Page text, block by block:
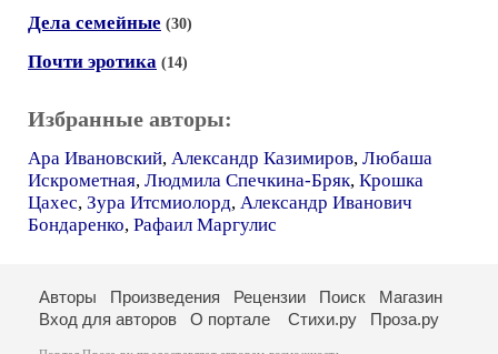
Дела семейные (30)
Почти эротика (14)
Избранные авторы:
Ара Ивановский, Александр Казимиров, Любаша
Искрометная, Людмила Спечкина-Бряк, Крошка
Цахес, Зура Итсмиолорд, Александр Иванович
Бондаренко, Рафаил Маргулис
Авторы Произведения Рецензии Поиск
Магазин
Вход для авторов
О портале Стихи.ру Проза.ру